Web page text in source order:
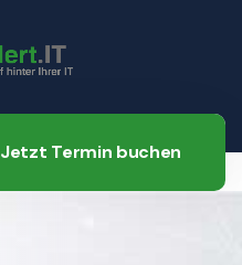
Jetzt Termin buchen